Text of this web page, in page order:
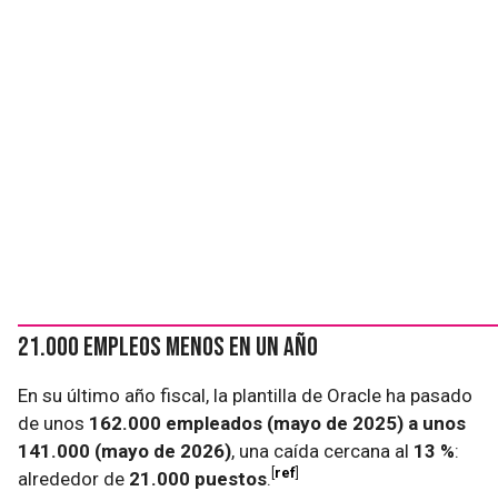
21.000 empleos menos en un año
En su último año fiscal, la plantilla de Oracle ha pasado
de unos 162.000 empleados (mayo de 2025) a unos
141.000 (mayo de 2026), una caída cercana al 13 %:
alrededor de 21.000 puestos. ref